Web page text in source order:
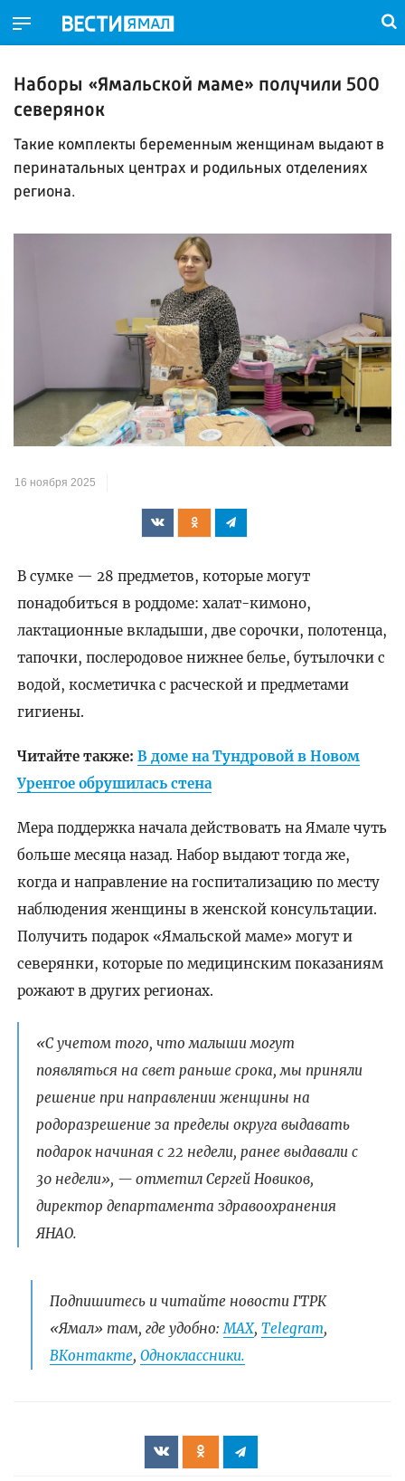
Наборы «Ямальской маме» получили 500
северянок
Такие комплекты беременным женщинам выдают в
перинатальных центрах и родильных отделениях
региона.
16 ноября 2025
В сумке — 28 предметов, которые могут
понадобиться в роддоме: халат-кимоно,
лактационные вкладыши, две сорочки, полотенца,
тапочки, послеродовое нижнее белье, бутылочки с
водой, косметичка с расческой и предметами
гигиены.
Читайте также: В доме на Тундровой в Новом
Уренгое обрушилась стена
Мера поддержка начала действовать на Ямале чуть
больше месяца назад. Набор выдают тогда же,
когда и направление на госпитализацию по месту
наблюдения женщины в женской консультации.
Получить подарок «Ямальской маме» могут и
северянки, которые по медицинским показаниям
рожают в других регионах.
«С учетом того, что малыши могут
появляться на свет раньше срока, мы приняли
решение при направлении женщины на
родоразрешение за пределы округа выдавать
подарок начиная с 22 недели, ранее выдавали с
30 недели», — отметил Сергей Новиков,
директор департамента здравоохранения
ЯНАО.
Подпишитесь и читайте новости ГТРК
«Ямал» там, где удобно: МАХ, Telegram,
ВКонтакте, Одноклассники.